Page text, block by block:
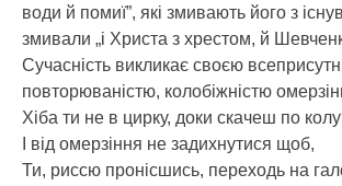
води й помиї”, які змивають його з
змивали „і Христа з хрестом, й
Сучасність викликає своєю
повторюваністю, колобіжністю
Хіба ти не в цирку, доки скачеш по
І від омерзіння не задихнутися щоб,
Ти, риссю пронісшись, переходь на